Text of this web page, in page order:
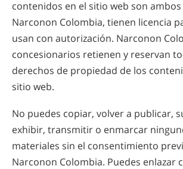
contenidos en el sitio web son
Narconon Colombia, tienen licencia
usan con autorización. Narconon
concesionarios retienen y reservan
derechos de propiedad de los
sitio web.
No puedes copiar, volver a publicar,
exhibir, transmitir o enmarcar
materiales sin el consentimiento
Narconon Colombia. Puedes enlazar